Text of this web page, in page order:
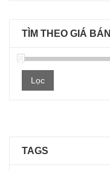
TÌM THEO GIÁ BÁN
Lọc
TAGS